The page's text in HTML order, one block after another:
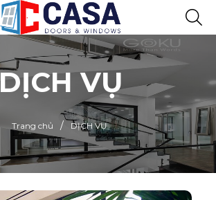
DỊCH VỤ
Trang chủ / DỊCH VỤ